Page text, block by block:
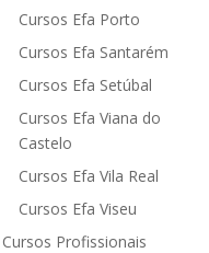
Cursos Efa Porto
Cursos Efa Santarém
Cursos Efa Setúbal
Cursos Efa Viana do
Castelo
Cursos Efa Vila Real
Cursos Efa Viseu
Cursos Profissionais